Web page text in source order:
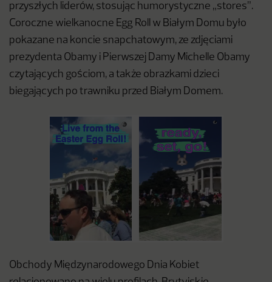
przyszłych liderów, stosując humorystyczne „stores”.
Coroczne wielkanocne Egg Roll w Białym Domu było
pokazane na koncie snapchatowym, ze zdjęciami
prezydenta Obamy i Pierwszej Damy Michelle Obamy
czytających gościom, a także obrazkami dzieci
biegających po trawniku przed Białym Domem.
Obchody Międzynarodowego Dnia Kobiet